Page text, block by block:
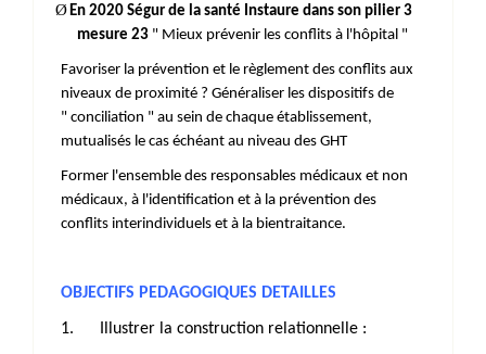
ØEn 2020 Ségur de la santé Instaure dans son pilier 3
mesure 23" Mieux prévenir les conflits à l'hôpital "
Favoriser la prévention et le règlement des conflits aux
niveaux de proximité ? Généraliser les dispositifs de
" conciliation " au sein de chaque établissement,
mutualisés le cas échéant au niveau des GHT
Former l'ensemble des responsables médicaux et non
médicaux, à l'identification et à la prévention des
conflits interindividuels et à la bientraitance.
OBJECTIFS PEDAGOGIQUES DETAILLES
1. Illustrer la construction relationnelle :